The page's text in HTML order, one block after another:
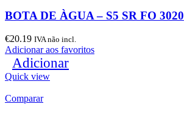
BOTA DE ÀGUA – S5 SR FO 3020
€20.19 IVA não incl.
Adicionar aos favoritos
Adicionar
Quick view
Comparar